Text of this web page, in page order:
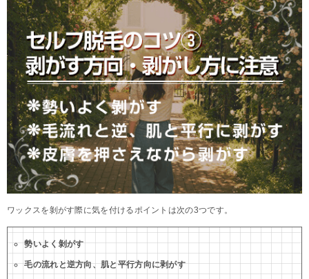
ワックスを剝がす際に気を付けるポイントは次の3つです。
勢いよく剝がす
毛の流れと逆方向、肌と平行方向に剥がす